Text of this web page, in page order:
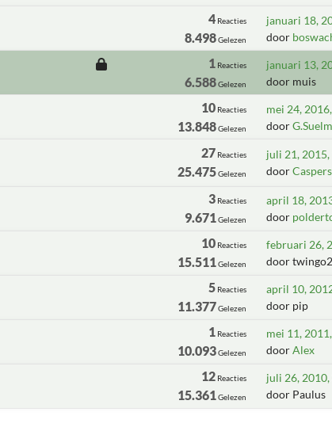
4 Reacties
8.498Gelezen
januari 18,
door
1 Reacties
6.588Gelezen
januari 13,
door muis
10 Reacties
13.848Gelezen
mei 24,
door
27 Reacties
25.475Gelezen
juli 21,
doorCaspers
3 Reacties
9.671Gelezen
april 18,
door
10 Reacties
15.511Gelezen
februari 26,
door twingo2
5 Reacties
11.377Gelezen
april 10,
door pip
1 Reacties
10.093Gelezen
mei 11,
doorAlex
12 Reacties
15.361Gelezen
juli 26,
door Paulus